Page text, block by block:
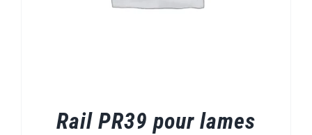
Rail PR39 pour lames